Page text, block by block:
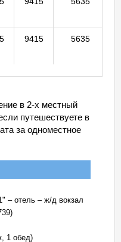
9415 5635
в 2-х местный
путешествуете в
за одноместное
– отель – ж/д вокзал
1 обед)